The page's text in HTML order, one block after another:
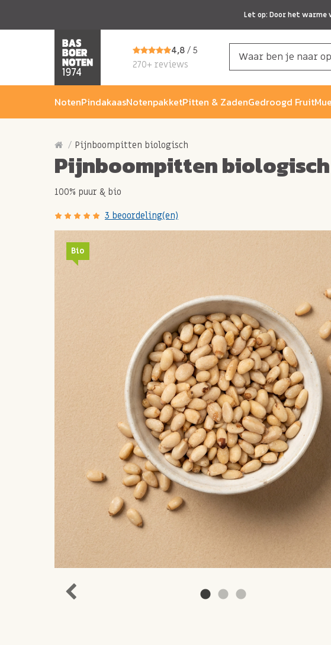
Let op: Door het warme
4,8/ 5
270+ reviews
NotenPindakaasNotenpakketPitten & ZadenGedroogd Fruit
Pijnboompitten biologisch
Pijnboompitten biologisch
100% puur & bio
3 beoordeling(en)
Bio